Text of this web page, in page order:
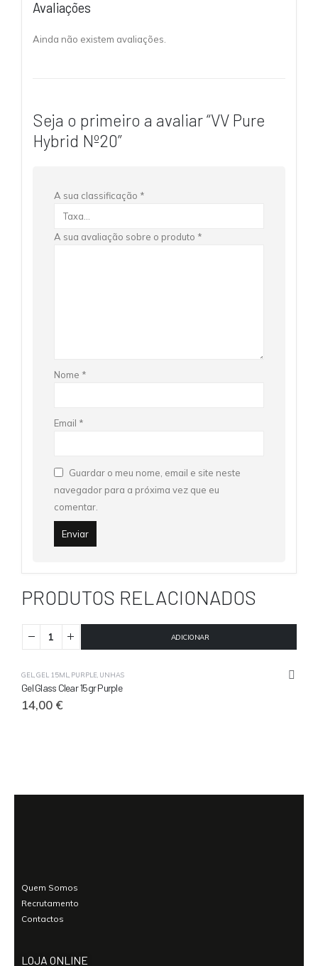
Avaliações
Ainda não existem avaliações.
Seja o primeiro a avaliar “VV Pure
Hybrid Nº20”
A sua classificação *
A sua avaliação sobre o produto *
Nome *
Email *
Guardar o meu nome, email e site neste
navegador para a próxima vez que eu
comentar.
PRODUTOS RELACIONADOS
ADICIONAR
GEL GEL 15ML PURPLE UNHAS
Gel Glass Clear 15gr Purple
14,00 €
Quem Somos
Recrutamento
Contactos
LOJA ONLINE